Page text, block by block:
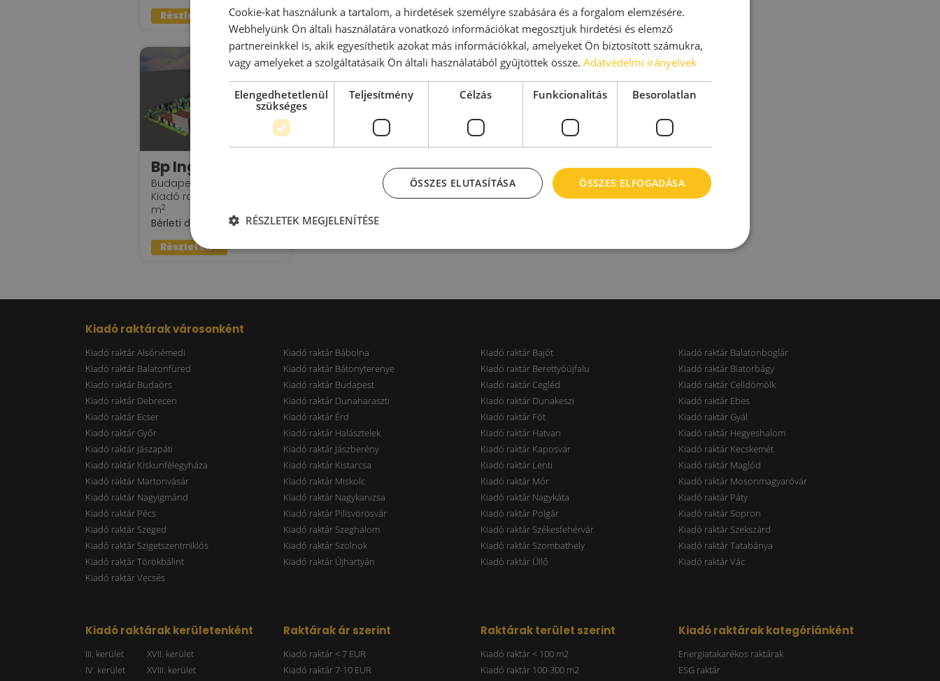
Részletek »
Bp Ingatlan Kft
Budapest, XXII. kerület
Kiadó raktár : 100 - 9.000
m2
Bérleti díj: 3.5 - 5.5 €/m 2
Részletek »
Kiadó raktárak városonként
Kiadó raktár Alsónémedi Kiadó raktár Bábolna Kiadó raktár Bajót
Kiadó raktár Balatonboglár
Kiadó raktár Balatonfüred
Kiadó raktár Bátonyterenye Kiadó raktár Berettyóújfalu
Kiadó raktár Biatorbágy
Kiadó raktár Budaörs
Kiadó raktár Budapest Kiadó raktár Cegléd
Kiadó raktár Celldömölk
Kiadó raktár Debrecen
Kiadó raktár Dunaharaszti Kiadó raktár Dunakeszi
Kiadó raktár Ebes
Kiadó raktár Ecser
Kiadó raktár Érd Kiadó raktár Fót
Kiadó raktár Gyál
Kiadó raktár Győr
Kiadó raktár Halásztelek Kiadó raktár Hatvan
Kiadó raktár Hegyeshalom
Kiadó raktár Jászapáti
Kiadó raktár Jászberény Kiadó raktár Kaposvár
Kiadó raktár Kecskemét
Kiadó raktár Kiskunfélegyháza
Kiadó raktár Kistarcsa Kiadó raktár Lenti
Kiadó raktár Maglód
Kiadó raktár Martonvásár
Kiadó raktár Miskolc Kiadó raktár Mór
Kiadó raktár Mosonmagyaróvár
Kiadó raktár Nagyigmánd
Kiadó raktár Nagykanizsa Kiadó raktár Nagykáta
Kiadó raktár Páty
Kiadó raktár Pécs
Kiadó raktár Pilisvörösvár Kiadó raktár Polgár
Kiadó raktár Sopron
Kiadó raktár Szeged
Kiadó raktár Szeghalom Kiadó raktár Székesfehérvár
Kiadó raktár Szekszárd
Kiadó raktár Szigetszentmiklós
Kiadó raktár Szolnok Kiadó raktár Szombathely
Kiadó raktár Tatabánya
Kiadó raktár Törökbálint
Kiadó raktár Újhartyán Kiadó raktár Üllő
Kiadó raktár Vác
Kiadó raktár Vecsés
Kiadó raktárak kerületenként
III. kerület
IV. kerület
XVII. kerület
XVIII. kerület
Raktárak ár szerint
Kiadó raktár < 7 EUR
Kiadó raktár 7-10 EUR
Raktárak terület szerint
Kiadó raktár < 100 m2
Kiadó raktár 100-300 m2
Kiadó raktárak kategóriánként
Energiatakarékos raktárak
ESG raktár
Cookie-kat használunk a tartalom, a hirdetések személyre szabására és a forgalom elemzésére.
Webhelyünk Ön általi használatára vonatkozó információkat megosztjuk hirdetési és elemző
partnereinkkel is, akik egyesíthetik azokat más információkkal, amelyeket Ön biztosított számukra,
vagy amelyeket a szolgáltatásaik Ön általi használatából gyűjtöttek össze. Adatvédelmi irányelvek
Elengedhetetlenül
szükséges
Teljesítmény Célzás Funkcionalitás Besorolatlan
ÖSSZES ELFOGADÁSA
ÖSSZES ELUTASÍTÁSA
RÉSZLETEK MEGJELENÍTÉSE